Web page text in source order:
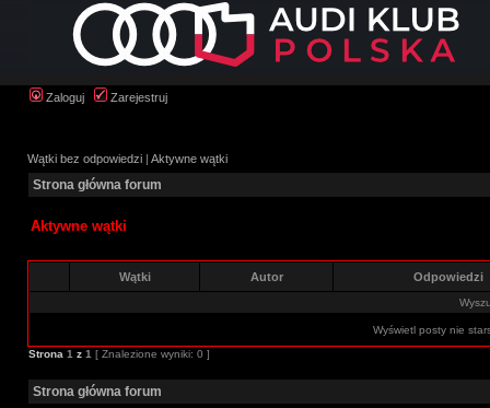
Zaloguj Zarejestruj
Wątki bez odpowiedzi | Aktywne wątki
Strona główna forum
Aktywne wątki
Wątki Autor Odpowiedzi
Wyświetl posty nie
Strona 1 z 1 [ Znalezione wyniki: 0 ]
Strona główna forum